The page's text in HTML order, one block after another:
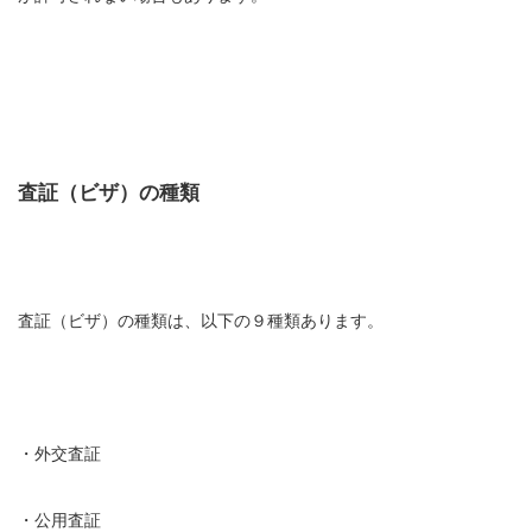
査証（ビザ）の種類
査証（ビザ）の種類は、以下の９種類あります。
・外交査証
・公用査証